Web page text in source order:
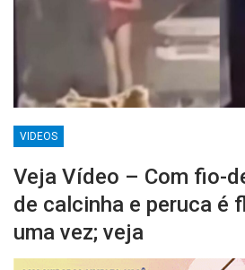
VIDEOS
Veja Vídeo – Com fio-
de calcinha e peruca é
uma vez; veja